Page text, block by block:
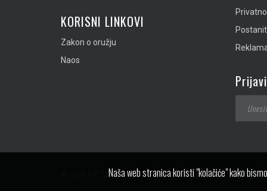
KORISNI LINKOVI
Zakon o oružju
Naos
© 2026 MP Tropic doo. Sva prava zadržana.
Naša web stranica koristi "kolačiće" kako